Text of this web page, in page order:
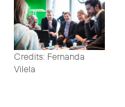
Credits: Fernanda
Vilela